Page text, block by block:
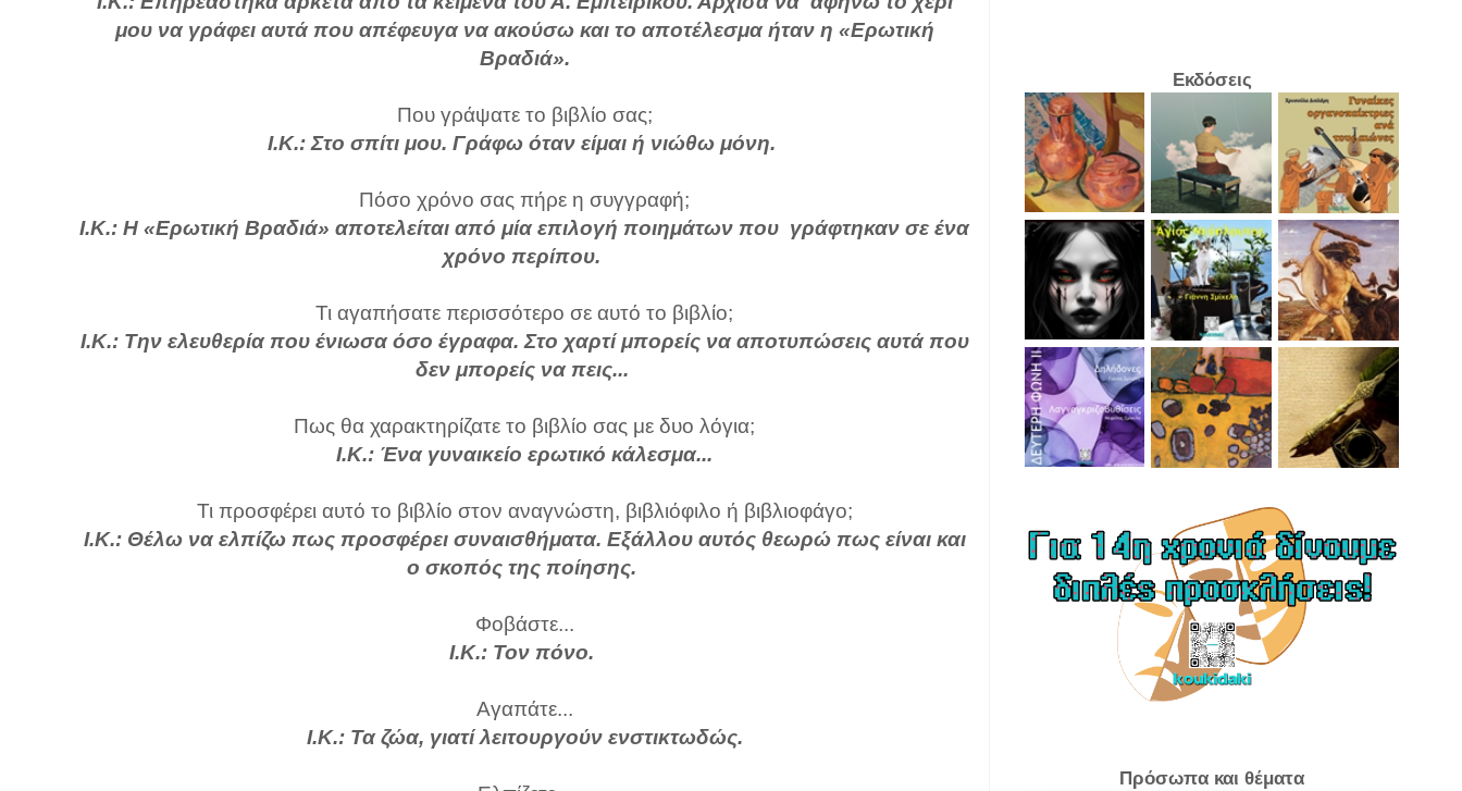
μου να γράφει αυτά που απέφευγα να ακούσω και το αποτέλεσμα ήταν η «Ερωτική
Βραδιά».
Που γράψατε το βιβλίο σας;
Ι.Κ.: Στο σπίτι μου. Γράφω όταν είμαι ή νιώθω μόνη.
Πόσο χρόνο σας πήρε η συγγραφή;
Ι.Κ.: Η «Ερωτική Βραδιά» αποτελείται από μία επιλογή ποιημάτων που γράφτηκαν σε ένα
χρόνο περίπου.
Τι αγαπήσατε περισσότερο σε αυτό το βιβλίο;
Ι.Κ.: Την ελευθερία που ένιωσα όσο έγραφα. Στο χαρτί μπορείς να αποτυπώσεις αυτά που
δεν μπορείς να πεις...
Πως θα χαρακτηρίζατε το βιβλίο σας με δυο λόγια;
Ι.Κ.: Ένα γυναικείο ερωτικό κάλεσμα...
Τι προσφέρει αυτό το βιβλίο στον αναγνώστη, βιβλιόφιλο ή βιβλιοφάγο;
Ι.Κ.: Θέλω να ελπίζω πως προσφέρει συναισθήματα. Εξάλλου αυτός θεωρώ πως είναι και
ο σκοπός της ποίησης.
Φοβάστε...
Ι.Κ.: Τον πόνο.
Αγαπάτε...
Ι.Κ.: Τα ζώα, γιατί λειτουργούν ενστικτωδώς.
Εκδόσεις
Πρόσωπα και θέματα